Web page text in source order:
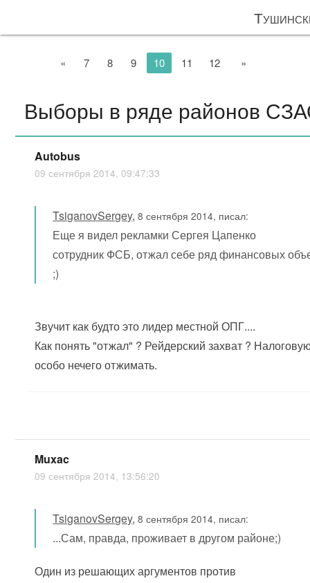
« 7 8 9 10 11 12 »
Выборы в ряде районов
Autobus
09 сентября 2014, 09:47:33
TsiganovSergey,8 сентября 2014, писал:
Еще я видел рекламки Сергея Цапенко
сотрудник ФСБ, отжал себе ряд финансовых
;)
Звучит как будто это лидер местной ОПГ....
Как понять "отжал" ? Рейдерский захват ?
особо нечего отжимать.
Muxac
09 сентября 2014, 13:56:20
TsiganovSergey,8 сентября 2014, писал:
...Сам, правда, проживает в другом районе;)
Один из решающих аргументов против